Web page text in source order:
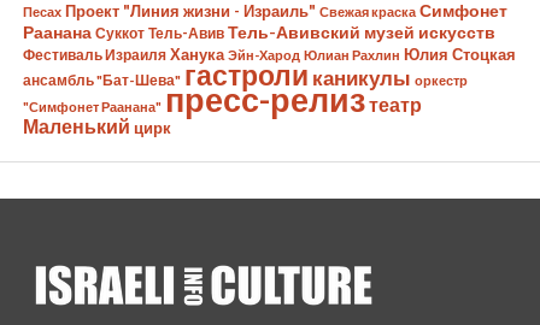
Песах Проект "Линия жизни - Израиль" Свежая краска Симфонет
Раанана Суккот Тель-Авив Тель-Авивский музей искусств
Фестиваль Израиля Ханука Эйн-Харод Юлиан Рахлин Юлия Стоцкая
ансамбль "Бат-Шева" гастроли каникулы оркестр
"Симфонет Раанана" пресс-релизтеатр
Маленький цирк